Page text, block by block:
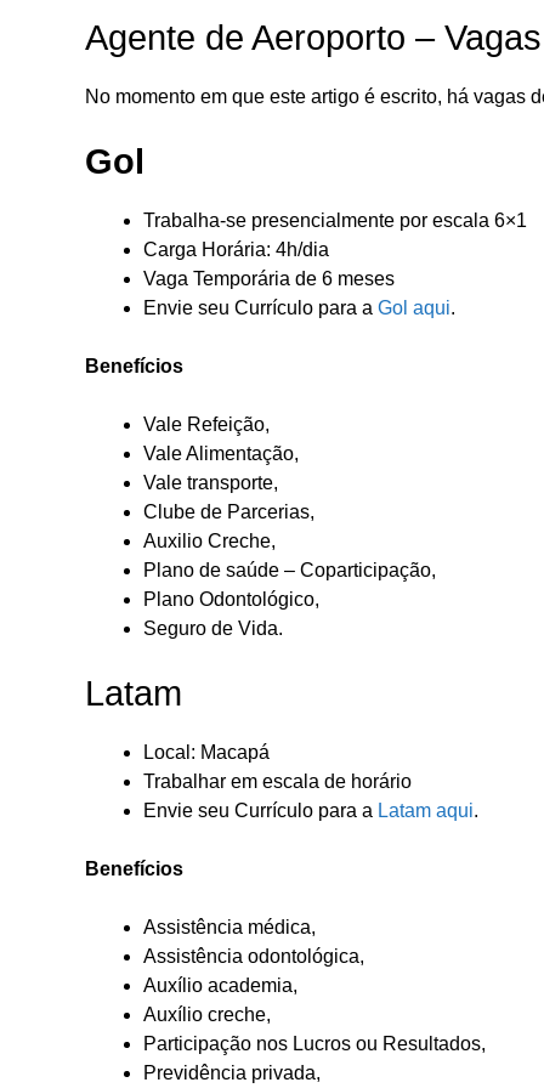
Agente de Aeroporto –
No momento em que este artigo é escrito, há vagas
Gol
Trabalha-se presencialmente por escala 6×1
Carga Horária: 4h/dia
Vaga Temporária de 6 meses
Envie seu Currículo para a Gol aqui.
Benefícios
Vale Refeição,
Vale Alimentação,
Vale transporte,
Clube de Parcerias,
Auxilio Creche,
Plano de saúde – Coparticipação,
Plano Odontológico,
Seguro de Vida.
Latam
Local: Macapá
Trabalhar em escala de horário
Envie seu Currículo para a Latam aqui.
Benefícios
Assistência médica,
Assistência odontológica,
Auxílio academia,
Auxílio creche,
Participação nos Lucros ou Resultados,
Previdência privada,